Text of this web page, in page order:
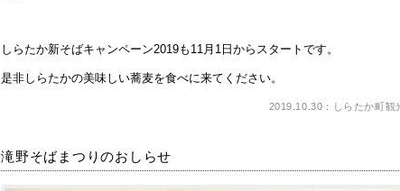
しらたか新そばキャンペーン2019も11月1日からスタートです。
是非しらたかの美味しい蕎麦を食べに来てください。
2019.10.30：しらたか町観
滝野そばまつりのおしらせ